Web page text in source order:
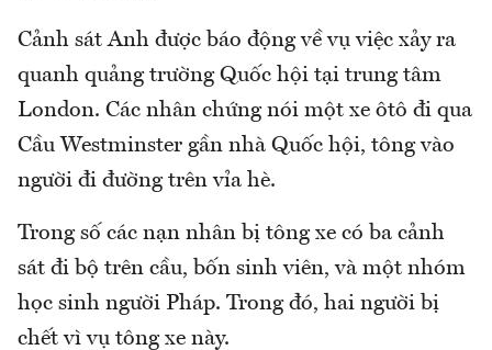
Cảnh sát Anh được báo động về vụ việc xảy ra
quanh quảng trường Quốc hội tại trung tâm
London. Các nhân chứng nói một xe ôtô đi qua
Cầu Westminster gần nhà Quốc hội, tông vào
người đi đường trên vỉa hè.
Trong số các nạn nhân bị tông xe có ba cảnh
sát đi bộ trên cầu, bốn sinh viên, và một nhóm
học sinh người Pháp. Trong đó, hai người bị
chết vì vụ tông xe này.